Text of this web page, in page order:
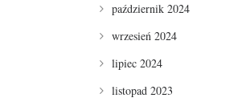
październik 2024
wrzesień 2024
lipiec 2024
listopad 2023